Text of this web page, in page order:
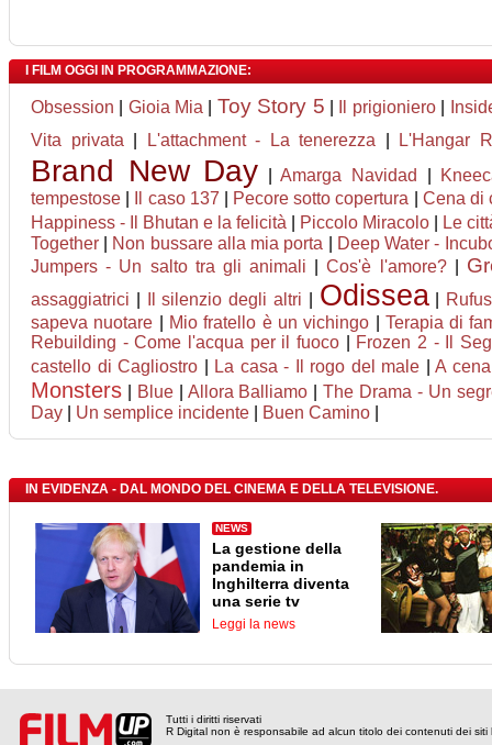
I FILM OGGI IN PROGRAMMAZIONE:
Obsession Gioia Mia Toy Story 5 Il prigioniero|
Vita privata
L'attachment - La tenerezza L'Hangar
Brand New Day |Amarga Navidad
tempestose
Il caso 137 Pecore sotto copertura
Cena di
Happiness - Il Bhutan e la felicità
Piccolo Miracolo
Le
Together
Non bussare alla mia porta
Deep Water -
Jumpers - Un salto tra gli animali |Cos'è l'amore?|
assaggiatrici Il silenzio degli altri Odissea|
sapeva nuotare
Mio fratello è un vichingo
Terapia di
Rebuilding - Come l'acqua per il fuoco
Frozen 2 - Il
castello di Cagliostro
La casa - Il rogo del male |A
Monsters Blue| Allora Balliamo |The Drama - Un
Day
Un semplice incidente Buen Camino
IN EVIDENZA - DAL MONDO DEL CINEMA E DELLA TELEVISIONE.
NEWS
La gestione della
pandemia in
Inghilterra diventa
una serie tv
Leggi la news
Tutti i diritti riservati
R Digital non è responsabile ad alcun titolo dei contenuti dei siti